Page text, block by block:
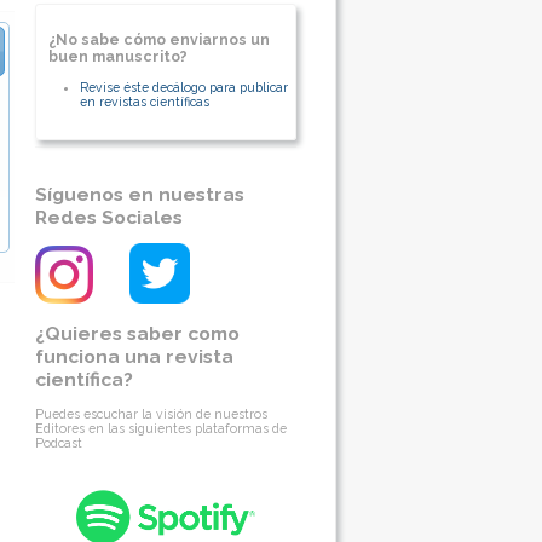
[Ver otros artículos de este autor]
¿No sabe cómo enviarnos un
buen manuscrito?
Revise éste decálogo para publicar
en revistas científicas
Síguenos en nuestras
Redes Sociales
¿Quieres saber como
funciona una revista
científica?
Puedes escuchar la visión de nuestros
Editores en las siguientes plataformas de
Podcast